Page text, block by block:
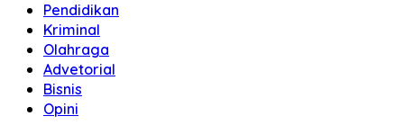
Pendidikan
Kriminal
Olahraga
Advetorial
Bisnis
Opini